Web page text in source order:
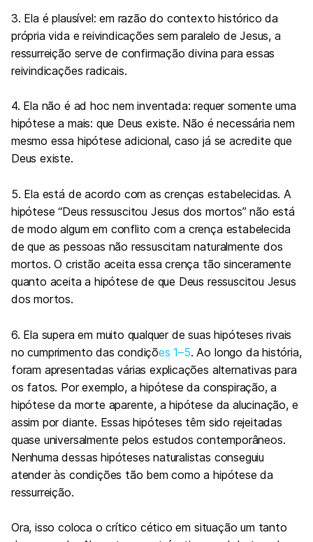
3. Ela é plausível: em razão do contexto histórico da
própria vida e reivindicações sem paralelo de Jesus, a
ressurreição serve de confirmação divina para essas
reivindicações radicais.
4. Ela não é ad hoc nem inventada: requer somente uma
hipótese a mais: que Deus existe. Não é necessária nem
mesmo essa hipótese adicional, caso já se acredite que
Deus existe.
5. Ela está de acordo com as crenças estabelecidas. A
hipótese “Deus ressuscitou Jesus dos mortos” não está
de modo algum em conflito com a crença estabelecida
de que as pessoas não ressuscitam naturalmente dos
mortos. O cristão aceita essa crença tão sinceramente
quanto aceita a hipótese de que Deus ressuscitou Jesus
dos mortos.
6. Ela supera em muito qualquer de suas hipóteses rivais
no cumprimento das condições 1–5. Ao longo da história,
foram apresentadas várias explicações alternativas para
os fatos. Por exemplo, a hipótese da conspiração, a
hipótese da morte aparente, a hipótese da alucinação, e
assim por diante. Essas hipóteses têm sido rejeitadas
quase universalmente pelos estudos contemporâneos.
Nenhuma dessas hipóteses naturalistas conseguiu
atender às condições tão bem como a hipótese da
ressurreição.
Ora, isso coloca o crítico cético em situação um tanto